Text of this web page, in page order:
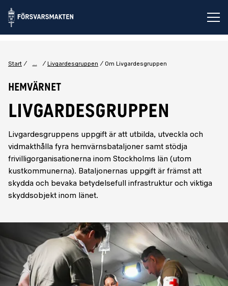
Start ... Livgardesgruppen Om Livgardesgruppen
Hemvärnet
LIVGARDESGRUPPEN
Livgardesgruppens uppgift är att utbilda, utveckla och
vidmakthålla fyra hemvärnsbataljoner samt stödja
frivilligorganisationerna inom Stockholms län (utom
kustkommunerna). Bataljonernas uppgift är främst att
skydda och bevaka betydelsefull infrastruktur och viktiga
skyddsobjekt inom länet.